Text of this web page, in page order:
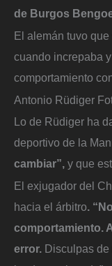
de Burgos
El alemán tuvo
cuando increpaba
comportamiento
Antonio Rüdiger
Lo de Rüdiger ha
deportivo de la
cambiar”, y que
El exjugador del
hacia el árbitro.
comportamiento.
error. Disculpas de